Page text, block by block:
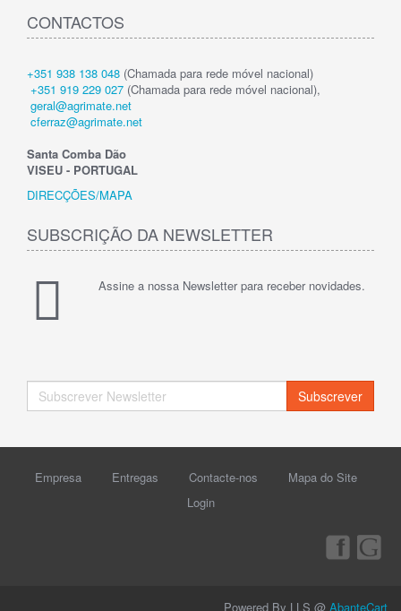
CONTACTOS
+351 938 138 048 (Chamada para rede móvel nacional)
+351 919 229 027 (Chamada para rede móvel nacional),
geral@agrimate.net
cferraz@agrimate.net
Santa Comba Dão
VISEU - PORTUGAL
DIRECÇÕES/MAPA
SUBSCRIÇÃO DA NEWSLETTER
Assine a nossa Newsletter para receber novidades.
Subscrever
Empresa Entregas Contacte-nos
Mapa do Site
Login
Powered By LLS @ AbanteCart